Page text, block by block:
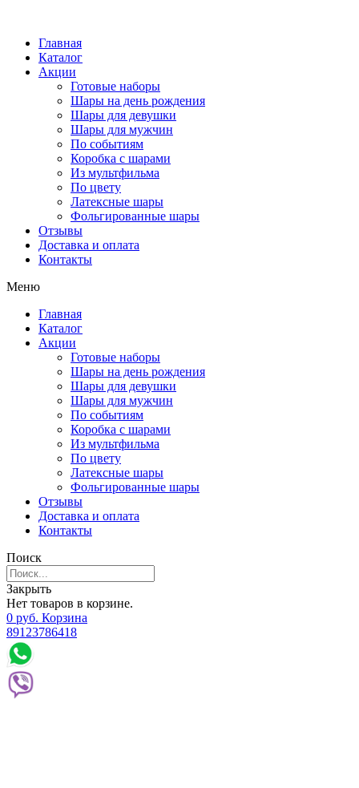
Главная
Каталог
Акции
Готовые наборы
Шары на день рождения
Шары для девушки
Шары для мужчин
По событиям
Коробка с шарами
Из мультфильма
По цвету
Латексные шары
Фольгированные шары
Отзывы
Доставка и оплата
Контакты
Меню
Главная
Каталог
Акции
Готовые наборы
Шары на день рождения
Шары для девушки
Шары для мужчин
По событиям
Коробка с шарами
Из мультфильма
По цвету
Латексные шары
Фольгированные шары
Отзывы
Доставка и оплата
Контакты
Поиск
Закрыть
Нет товаров в корзине.
0 руб. Корзина
89123786418